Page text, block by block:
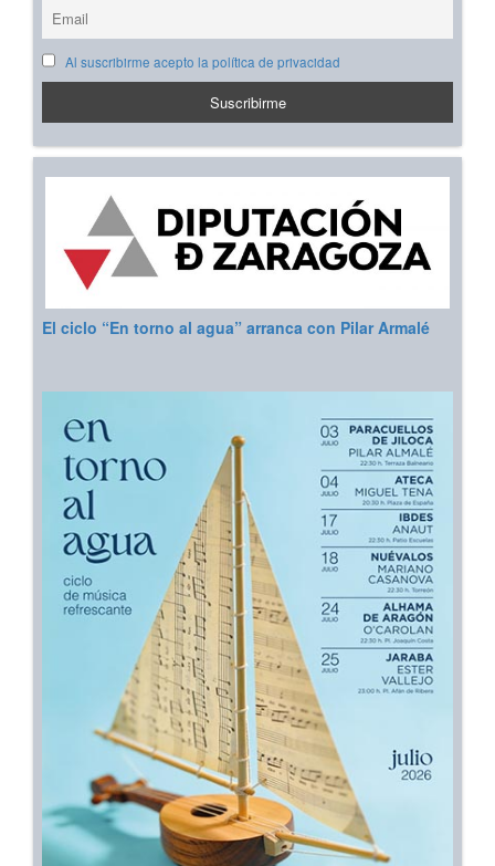
Al suscribirme acepto la política de privacidad
El ciclo “En torno al agua” arranca con Pilar Armalé